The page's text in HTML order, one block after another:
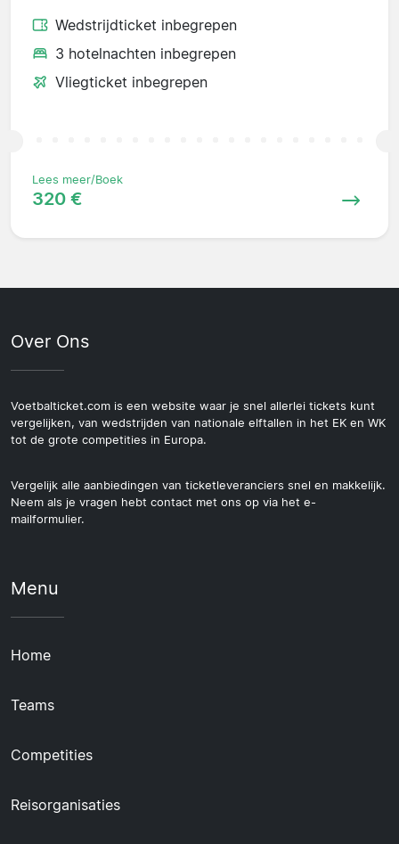
Wedstrijdticket inbegrepen
3 hotelnachten inbegrepen
Vliegticket inbegrepen
Lees meer/Boek
320 €
Over Ons
Voetbalticket.com is een website waar je snel allerlei tickets kunt
vergelijken, van wedstrijden van nationale elftallen in het EK en WK
tot de grote competities in Europa.
Vergelijk alle aanbiedingen van ticketleveranciers snel en makkelijk.
Neem als je vragen hebt contact met ons op via het e-
mailformulier.
Menu
Home
Teams
Competities
Reisorganisaties